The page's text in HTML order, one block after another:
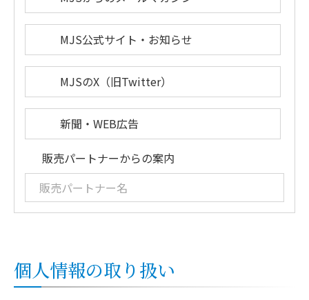
MJS公式サイト・お知らせ
MJSのX（旧Twitter）
新聞・WEB広告
販売パートナーからの案内
個人情報の取り扱い